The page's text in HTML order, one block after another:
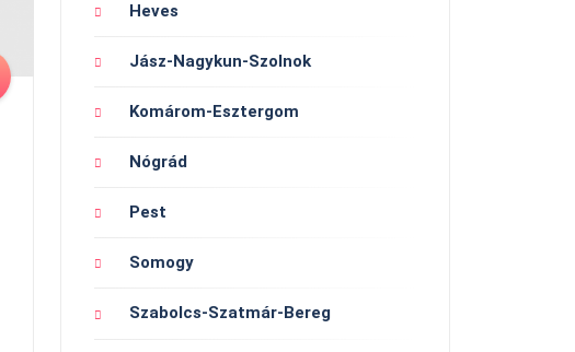
Heves
Jász-Nagykun-Szolnok
Komárom-Esztergom
Nógrád
Pest
Somogy
Szabolcs-Szatmár-Bereg